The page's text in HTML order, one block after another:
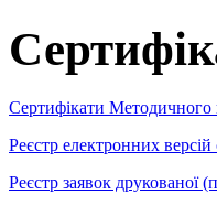
Сертифікати Методичного
Реєстр електронних версій
Реєстр заявок друкованої